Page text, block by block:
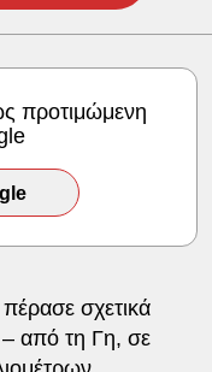
προτιμώμενη
σχετικά
– από τη Γη, σε